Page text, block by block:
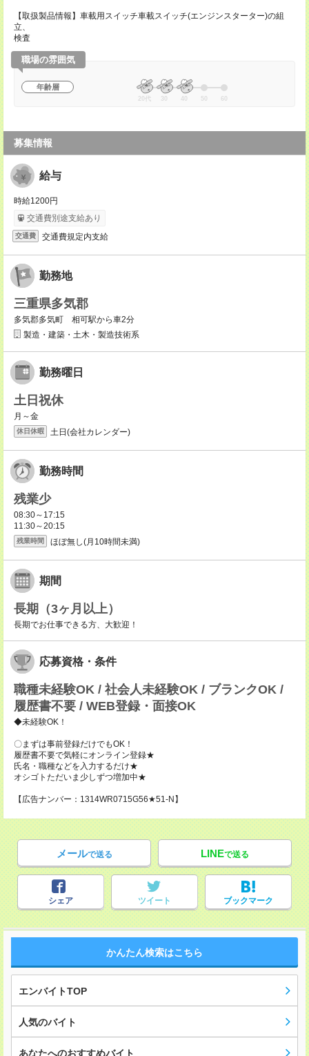
【取扱製品情報】車載用スイッチ車載スイッチ(エンジンスターター)の組
立、
検査
職場の雰囲気
年齢層
20代 30 40 50 60
募集情報
給与
時給1200円
交通費別途支給あり
交通費 交通費規定内支給
勤務地
三重県多気郡
多気郡多気町 相可駅から車2分
製造・建築・土木・製造技術系
勤務曜日
土日祝休
月～金
休日休暇 土日(会社カレンダー)
勤務時間
残業少
08:30～17:15
11:30～20:15
残業時間 ほぼ無し(月10時間未満)
期間
長期（3ヶ月以上）
長期でお仕事できる方、大歓迎！
応募資格・条件
職種未経験OK / 社会人未経験OK / ブランクOK /
履歴書不要 / WEB登録・面接OK
◆未経験OK！
〇まずは事前登録だけでもOK！
履歴書不要で気軽にオンライン登録★
氏名・職種などを入力するだけ★
オシゴトただいま少しずつ増加中★
【広告ナンバー：1314WR0715G56★51-N】
メールで送る LINEで送る
シェア ツイート ブックマーク
かんたん検索はこちら
エンバイトTOP
人気のバイト
あなたへのおすすめバイト